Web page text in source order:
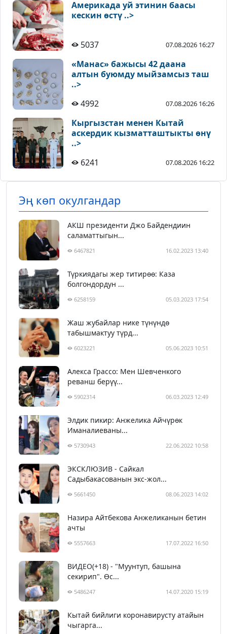
Америкада уй этинин баасы
кескин өстү ..>
5037 07.08.2026 16:27
«Манас» бажысы 42 даана
алтын буюмду мыйзамсыз таш
..>
4992
07.08.2026 16:26
Кыргызстан менен Кытай
аскердик кызматташтыкты өнү
..>
6241
07.08.2026 16:22
Эң көп окулгандар
АКШ президенти Джо Байдендиин
саламаттыгын...
6467821 16.02.2023 13:40
Түркиядагы жер титирөө: Каза
болгондордун ...
6258159 05.03.2023 17:54
Жаш жубайлар нике түнүндө
табышмактуу түрд...
6023221 05.06.2023 10:51
Алекса Грассо: Мен Шевченкого
реванш берүү...
5902314 06.03.2023 12:49
Элдик пикир: Анжелика Айчүрөк
Иманалиеваны...
5730943 22.06.2022 10:58
ЭКСКЛЮЗИВ - Сайкал
Садыбакасованын экс-жол...
5661450 08.06.2023 14:02
Назира Айтбекова Анжеликанын бетин
ачты
5557663 17.07.2022 16:50
ВИДЕО(+18) - "Муунтуп, башына
секирип". Өс...
5486247 14.07.2020 15:19
Кытай бийлиги коронавирусту атайын
чыгарга...